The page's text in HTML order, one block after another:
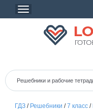
ГДЗ/ Решебники /7 класс/